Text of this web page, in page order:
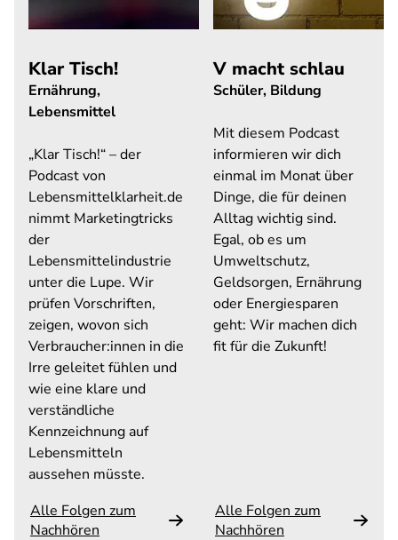
Klar Tisch!
Ernährung,
Lebensmittel
„Klar Tisch!“ – der
Podcast von
Lebensmittelklarheit.de
nimmt Marketingtricks
der
Lebensmittelindustrie
unter die Lupe. Wir
prüfen Vorschriften,
zeigen, wovon sich
Verbraucher:innen in die
Irre geleitet fühlen und
wie eine klare und
verständliche
Kennzeichnung auf
Lebensmitteln
aussehen müsste.
Alle Folgen zum
Nachhören
V macht schlau
Schüler, Bildung
Mit diesem Podcast
informieren wir dich
einmal im Monat über
Dinge, die für deinen
Alltag wichtig sind.
Egal, ob es um
Umweltschutz,
Geldsorgen, Ernährung
oder Energiesparen
geht: Wir machen dich
fit für die Zukunft!
Alle Folgen zum
Nachhören